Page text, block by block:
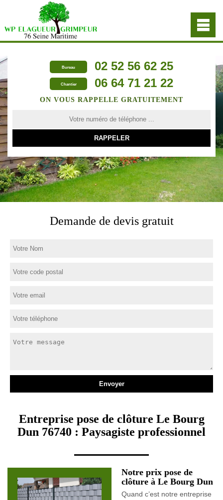
Bureau 02 52 56 62 25
Chantier 06 64 71 21 22
ON VOUS RAPPELLE GRATUITEMENT
Demande de devis gratuit
Entreprise pose de clôture Le Bourg
Dun 76740 : Paysagiste professionnel
Notre prix pose de
clôture à Le Bourg Dun
Quand c’est notre entreprise